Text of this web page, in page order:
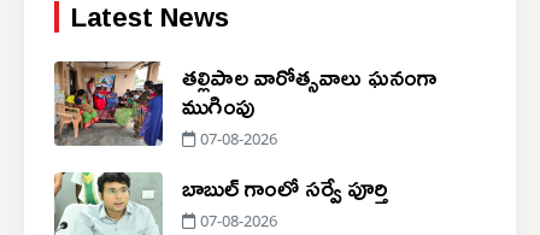
Latest News
తల్లిపాల వారోత్సవాలు ఘనంగా
ముగింపు
07-08-2026
బాబుల్ గాంలో సర్వే పూర్తి
07-08-2026